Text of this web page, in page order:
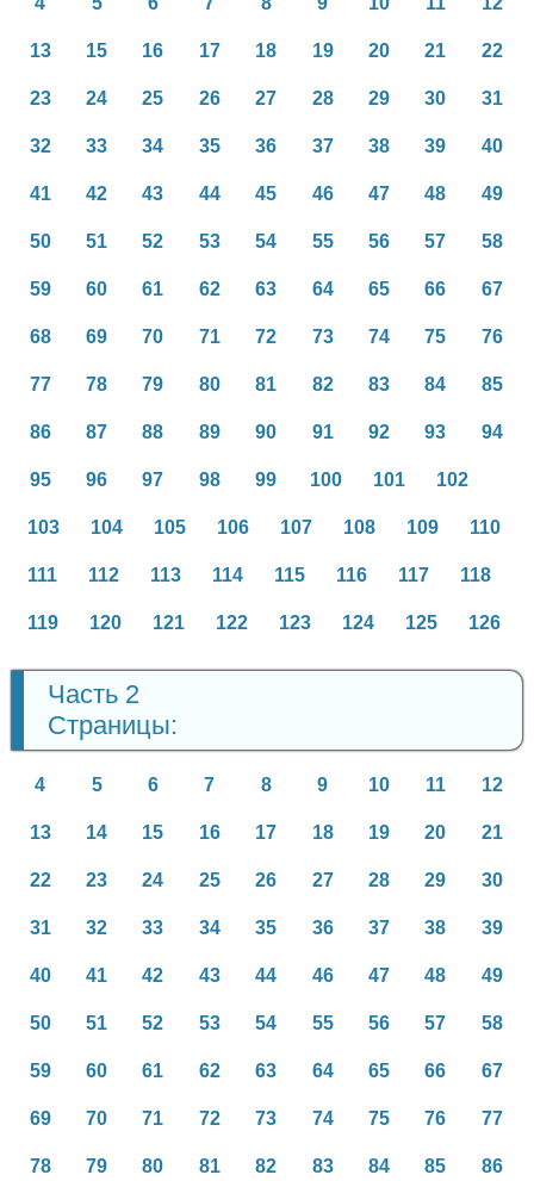
13 15 16 17 18 19 20 21 22
23 24 25 26 27 28 29 30 31
32 33 34 35 36 37 38 39 40
41 42 43 44 45 46 47 48 49
50 51 52 53 54 55 56 57 58
59 60 61 62 63 64 65 66 67
68 69 70 71 72 73 74 75 76
77 78 79 80 81 82 83 84 85
86 87 88 89 90 91 92 93 94
95 96 97 98 99 100 101 102
103 104 105 106 107 108 109 110
111 112 113 114 115 116 117 118
119 120 121 122 123 124 125 126
Часть 2
Страницы:
4 5 6 7 8 9 10 11 12
13 14 15 16 17 18 19 20 21
22 23 24 25 26 27 28 29 30
31 32 33 34 35 36 37 38 39
40 41 42 43 44 46 47 48 49
50 51 52 53 54 55 56 57 58
59 60 61 62 63 64 65 66 67
69 70 71 72 73 74 75 76 77
78 79 80 81 82 83 84 85 86